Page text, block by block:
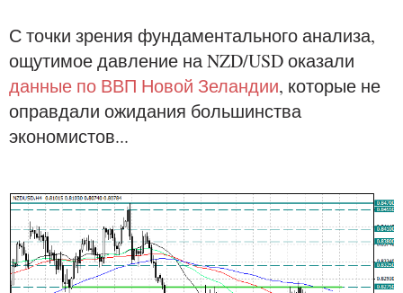
С точки зрения фундаментального анализа,
ощутимое давление на NZD/USD оказали
данные по ВВП Новой Зеландии, которые не
оправдали ожидания большинства
экономистов...